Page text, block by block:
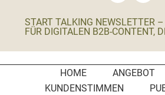
B2B-
Social
Media
Manager
START TALKING NEWSLETTER
FÜR DIGITALEN B2B-CONTENT,
HOME ANGEBOT
KUNDENSTIMMEN